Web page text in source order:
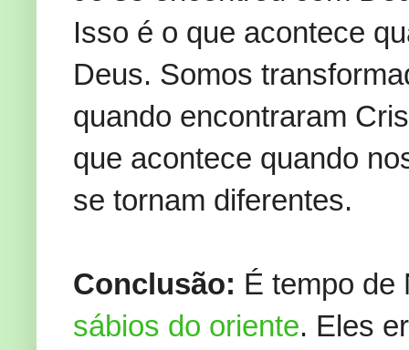
Isso é o que acontece
Deus. Somos
quando encontraram
que acontece quando
se tornam diferentes.
Conclusão: É tempo de
sábios do oriente. Eles